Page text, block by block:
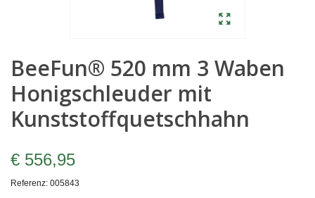
BeeFun® 520 mm 3 Waben
Honigschleuder mit
Kunststoffquetschhahn
€ 556,95
Referenz: 005843